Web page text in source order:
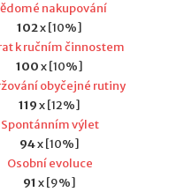
nakupování
102x [10%]
k ručním činnostem
100x [10%]
obyčejné rutiny
119x [12%]
Spontánním výlet
94x [10%]
Osobní evoluce
91 x [9%]